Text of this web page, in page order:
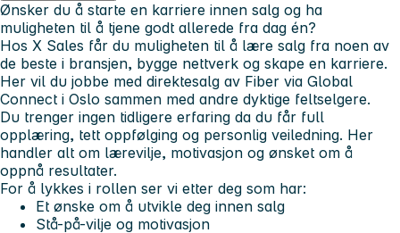
Ønsker du å starte en karriere innen salg og ha
muligheten til å tjene godt allerede fra dag én?
Hos X Sales får du muligheten til å lære salg fra noen av
de beste i bransjen, bygge nettverk og skape en karriere.
Her vil du jobbe med direktesalg av Fiber via Global
Connect i Oslo sammen med andre dyktige feltselgere.
Du trenger ingen tidligere erfaring da du får full
opplæring, tett oppfølging og personlig veiledning. Her
handler alt om lærevilje, motivasjon og ønsket om å
oppnå resultater.
For å lykkes i rollen ser vi etter deg som har:
Et ønske om å utvikle deg innen salg
Stå-på-vilje og motivasjon